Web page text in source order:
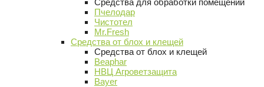
Средства для обработки помещений
Пчелодар
Чистотел
Mr.Fresh
Средства от блох и клещей
Средства от блох и клещей
Beaphar
НВЦ Агроветзащита
Bayer